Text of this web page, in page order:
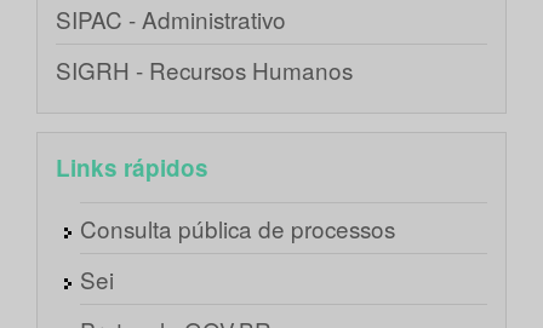
SIPAC - Administrativo
SIGRH - Recursos Humanos
Links rápidos
Consulta pública de processos
Sei